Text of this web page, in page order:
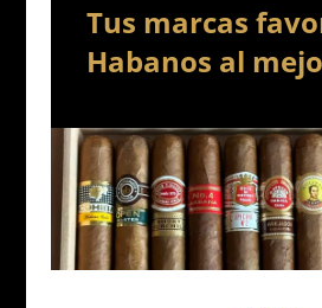
Tus marcas
Habanos al